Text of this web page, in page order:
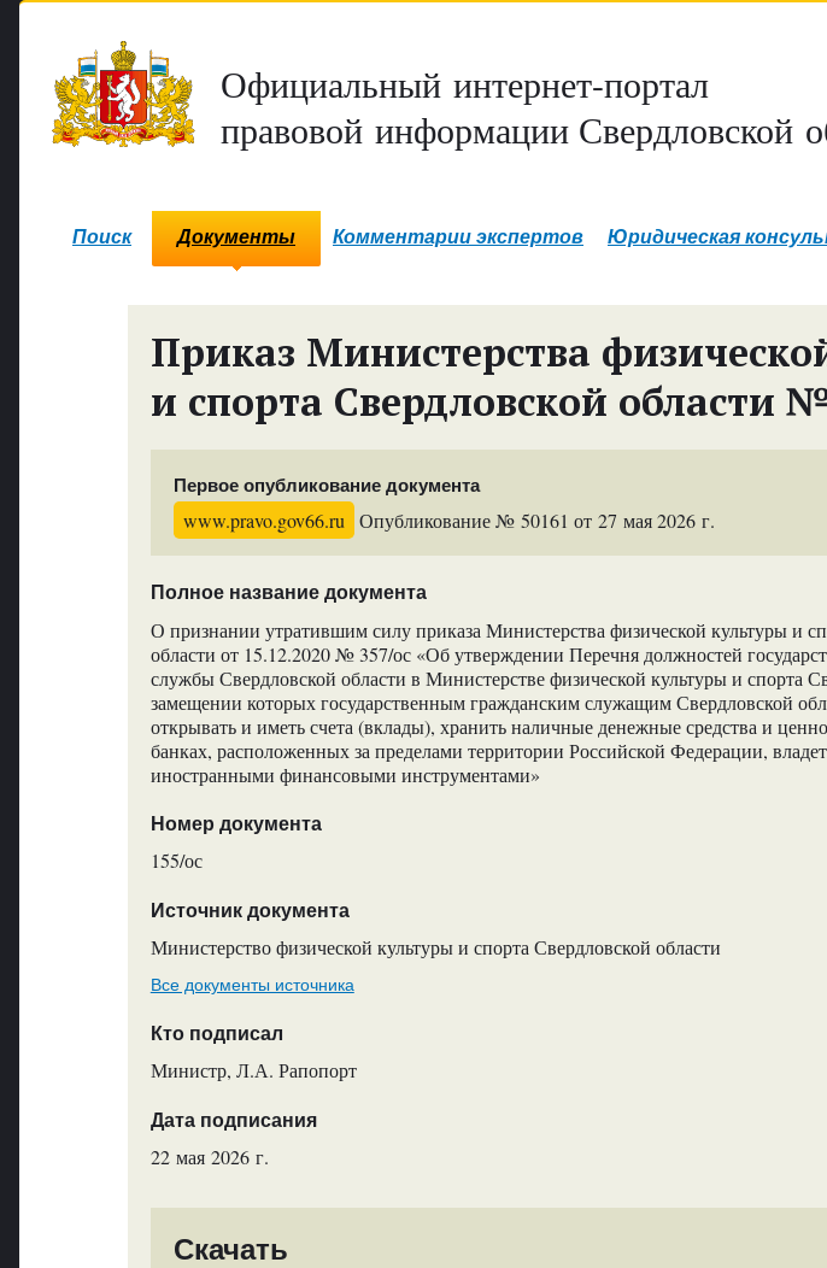
Официальный интернет-портал
правовой информации Свердловской
Поиск Документы Комментарии экспертов Юридическая
Приказ Министерства
и спорта Свердловской области
Первое опубликование документа
www.pravo.gov66.ru Опубликование № 50161 от 27 мая 2026 г.
Полное название документа
О признании утратившим силу приказа Министерства физической культуры и
области от 15.12.2020 № 357/ос «Об утверждении Перечня должностей
службы Свердловской области в Министерстве физической культуры и спорта
замещении которых государственным гражданским служащим Свердловской
открывать и иметь счета (вклады), хранить наличные денежные средства и
банках, расположенных за пределами территории Российской Федерации,
иностранными финансовыми инструментами»
Номер документа
155/ос
Источник документа
Министерство физической культуры и спорта Свердловской области
Все документы источника
Кто подписал
Министр, Л.А. Рапопорт
Дата подписания
22 мая 2026 г.
Скачать